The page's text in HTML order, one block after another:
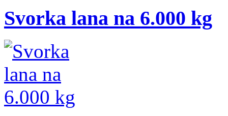
Svorka lana na 6.000 kg